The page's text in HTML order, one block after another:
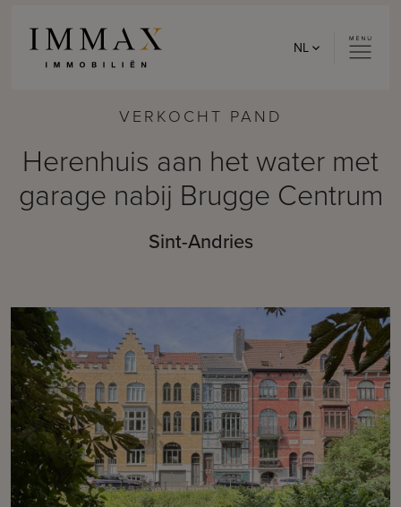
NL
VERKOCHT PAND
Herenhuis aan het water met
garage nabij Brugge Centrum
Sint-Andries